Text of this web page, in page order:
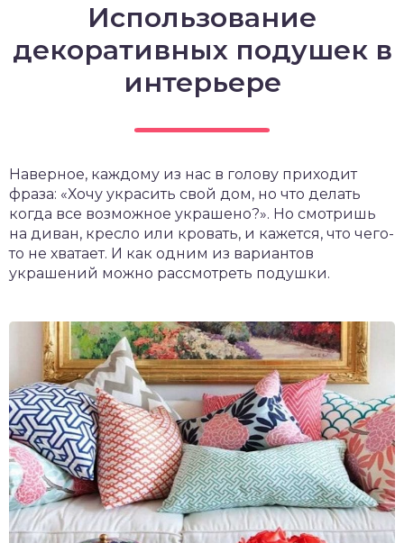
Использование
декоративных подушек в
интерьере
Наверное, каждому из нас в голову приходит
фраза: «Хочу украсить свой дом, но что делать
когда все возможное украшено?». Но смотришь
на диван, кресло или кровать, и кажется, что чего-
то не хватает. И как одним из вариантов
украшений можно рассмотреть подушки.